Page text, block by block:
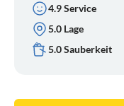
4.9 Service
5.0 Lage
5.0 Sauberkeit